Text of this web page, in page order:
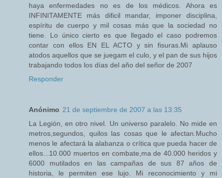
haya enfermedades no es de los médicos. Ahora es
INFINITAMENTE más dificil mandar, imponer disciplina,
espíritu de cuerpo y mil cosas más que la sociedad no
tiene. Lo único cierto es que llegado el caso podremos
contar con ellos EN EL ACTO y sin fisuras.Mi aplauso
atodos aquellos que se juegam el culo, y el pan de sus hijos
trabajando todos los días del año del señor de 2007
Responder
Anónimo 21 de septiembre de 2007 a las 13:35
La Legión, en otro nivel. Un universo paralelo. No mide en
metros,segundos, quilos las cosas que le afectan.Mucho
menos le afectará la alabanza o crítica que pueda hacer de
ellos...10.000 muertos en combate,ma de 40.000 heridos y
6000 mutilados en las campañas de sus 87 años de
historia, le permiten ese lujo. Mi reconocimiento y mi